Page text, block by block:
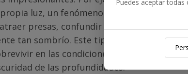
luz, un fenómeno conocido como
presas, confundir a sus
tan sombrío. Este tipo de adaptaciones
en las condiciones de presión
de las profundidades.
Puedes aceptar todas